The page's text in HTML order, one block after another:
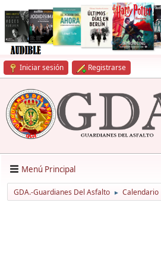
Iniciar sesión Registrarse
Menú Principal
GDA.-Guardianes Del Asfalto ► Calendario